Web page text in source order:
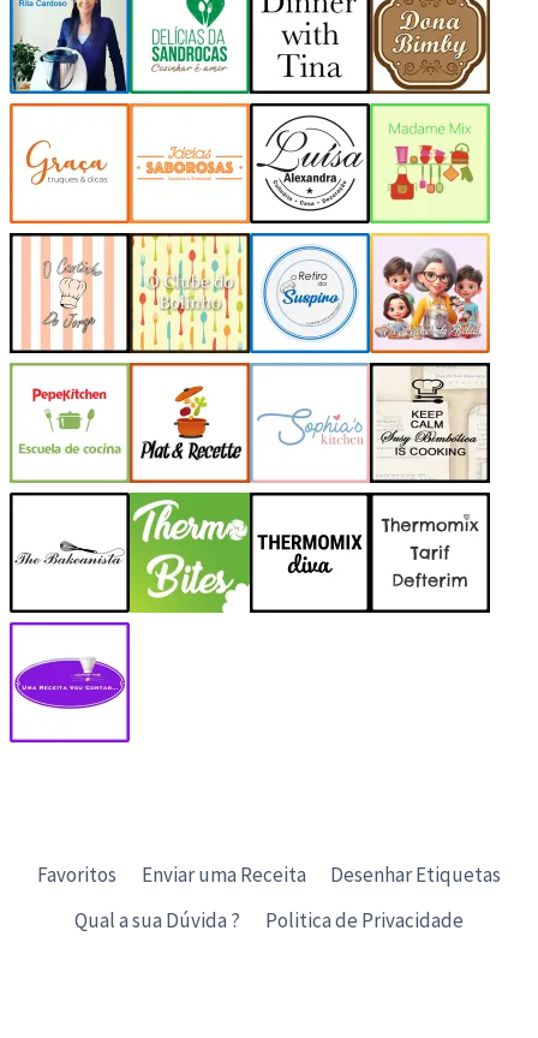
Favoritos Enviar uma Receita
Desenhar Etiquetas
Qual a sua Dúvida ?
Politica de Privacidade